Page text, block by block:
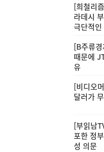
[희철리
라데시
극단적
[B주류
때문에
유
[비디오
달러가
[부읽남
포한 정
성 의문